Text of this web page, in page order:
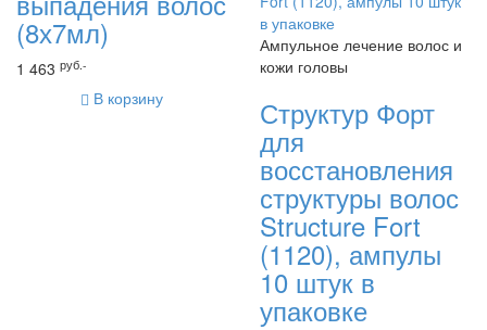
(8х7мл)
1 463 руб.-
В корзину
Ампульное лечение волос и
кожи головы
Структур Форт
для
восстановления
структуры волос
Structure Fort
(1120), ампулы
10 штук в
упаковке